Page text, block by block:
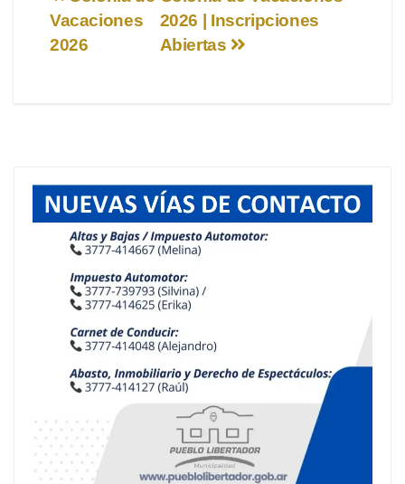
de
2026 | Inscripciones
Abiertas
Vacaciones
2026